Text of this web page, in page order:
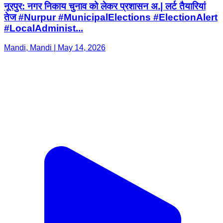
नूरपुर: नगर निकाय चुनाव को लेकर प्रशासन अ.| लर्ट तैयारियां
तेज #Nurpur #MunicipalElections #ElectionAlert
#LocalAdminist...
Mandi, Mandi | May 14, 2026